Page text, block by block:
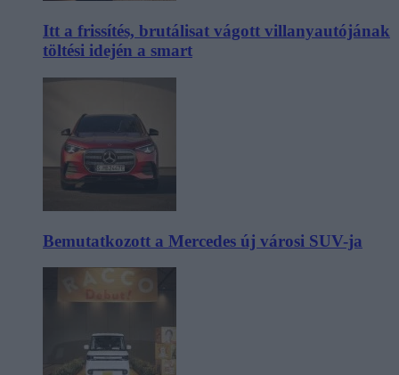
Itt a frissítés, brutálisat vágott villanyautójának
töltési idején a smart
Bemutatkozott a Mercedes új városi SUV-ja